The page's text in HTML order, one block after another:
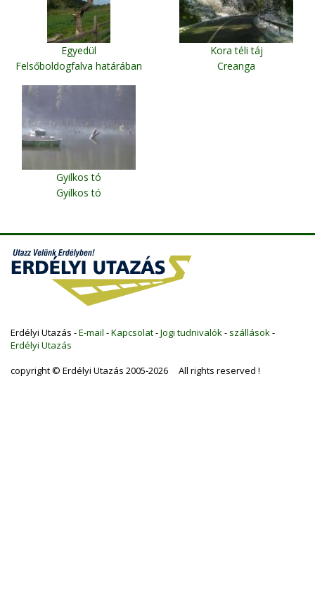
Egyedül
Felsőboldogfalva határában
Kora téli táj
Creanga
Gyilkos tó
Gyilkos tó
Erdélyi Utazás -E-mail -Kapcsolat-Jogi tudnivalók- szállások-
Erdélyi Utazás
copyright © Erdélyi Utazás 2005-2026 All rights reserved !